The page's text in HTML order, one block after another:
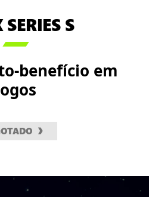
S

benefício em